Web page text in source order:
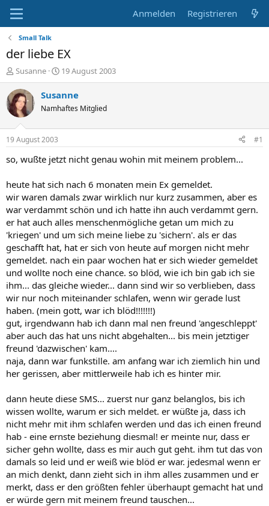
Anmelden Registrieren
Small Talk
der liebe EX
E
r
s
t
e
e
Susanne
E
r
s
e
t
a
19 August 2003
Susanne
Namhaftes Mitglied
19 August 2003 #1
so, wußte jetzt nicht genau wohin mit meinem problem...
heute hat sich nach 6 monaten mein Ex gemeldet.
wir waren damals zwar wirklich nur kurz zusammen, aber es
war verdammt schön und ich hatte ihn auch verdammt gern.
er hat auch alles menschenmögliche getan um mich zu
'kriegen' und um sich meine liebe zu 'sichern'. als er das
geschafft hat, hat er sich von heute auf morgen nicht mehr
gemeldet. nach ein paar wochen hat er sich wieder gemeldet
und wollte noch eine chance. so blöd, wie ich bin gab ich sie
ihm... das gleiche wieder... dann sind wir so verblieben, dass
wir nur noch miteinander schlafen, wenn wir gerade lust
haben. (mein gott, war ich blöd!!!!!!!)
gut, irgendwann hab ich dann mal nen freund 'angeschleppt'
aber auch das hat uns nicht abgehalten... bis mein jetztiger
freund 'dazwischen' kam....
naja, dann war funkstille. am anfang war ich ziemlich hin und
her gerissen, aber mittlerweile hab ich es hinter mir.
dann heute diese SMS... zuerst nur ganz belanglos, bis ich
wissen wollte, warum er sich meldet. er wüßte ja, dass ich
nicht mehr mit ihm schlafen werden und das ich einen freund
hab - eine ernste beziehung diesmal! er meinte nur, dass er
sicher gehn wollte, dass es mir auch gut geht. ihm tut das von
damals so leid und er weiß wie blöd er war. jedesmal wenn er
an mich denkt, dann zieht sich in ihm alles zusammen und er
merkt, dass er den größten fehler überhaupt gemacht hat und
er würde gern mit meinem freund tauschen...